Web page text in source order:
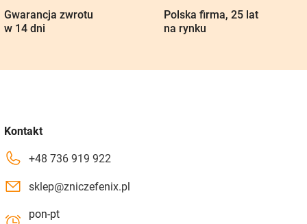
Gwarancja zwrotu
w 14 dni
Polska firma, 25 lat
na rynku
Kontakt
+48 736 919 922
sklep@zniczefenix.pl
pon-pt